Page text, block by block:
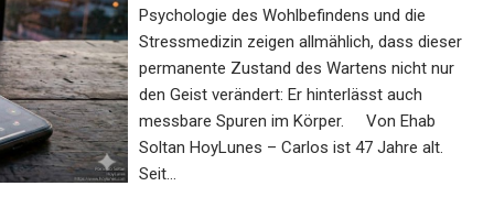
Psychologie des Wohlbefindens und die
Stressmedizin zeigen allmählich, dass dieser
permanente Zustand des Wartens nicht nur
den Geist verändert: Er hinterlässt auch
messbare Spuren im Körper. Von Ehab
Soltan HoyLunes – Carlos ist 47 Jahre alt.
Seit…